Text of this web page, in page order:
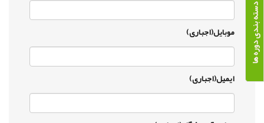
دسته بندی دوره ها موبایل(اجباری)
ایمیل(اجباری)